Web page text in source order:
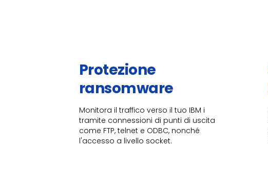
Protezione
ransomware​
Monitora il traffico verso il tuo IBM i
tramite connessioni di punti di uscita
come FTP, telnet e ODBC, nonché
l'accesso a livello socket.